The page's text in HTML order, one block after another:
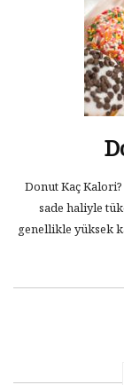
Donut Kaç
sade haliyle
genellikle yüksek